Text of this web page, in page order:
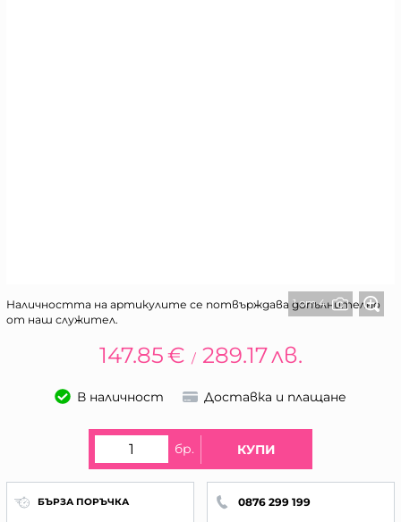
1 от 4
Наличността на артикулите се потвърждава допълнително
от наш служител.
147.85€ / 289.17лв.
В наличност Доставка и плащане
бр. КУПИ
БЪРЗА ПОРЪЧКА 0876 299 199